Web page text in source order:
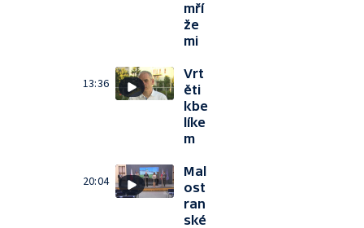
mří
že
mi
13:36
Vrt
ěti
kbe
líke
m
20:04
Mal
ost
ran
ské